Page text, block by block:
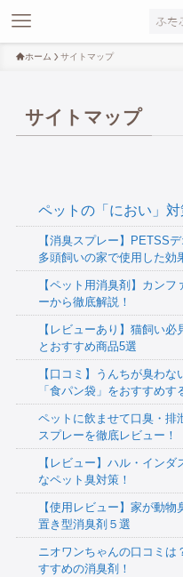
ホーム サイトマップ
サイトマップ
ペットの「におい」対
【消臭スプレー】PETSS
多頭飼いの家で使用した効
【ペット用消臭剤】カン
ーから徹底解説！
【レビューあり】猫飼い
とおすすめ商品5選
【口コミ】うんちが臭わ
「食パン袋」をおすすめす
ペットに飲ませて口臭・排
スプレーを徹底レビュー！
【レビュー】ハル・イン
なペット臭対策！
【使用レビュー】家が動
置き型消臭剤５選
ニオワンちゃんの口コミは
すすめの消臭剤！